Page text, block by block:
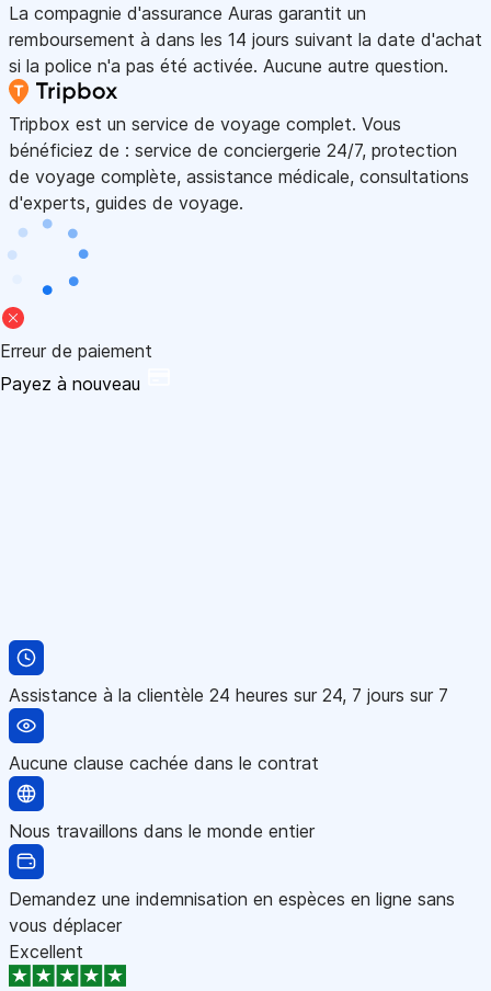
La compagnie d'assurance Auras garantit un
remboursement à dans les 14 jours suivant la date d'achat
si la police n'a pas été activée. Aucune autre question.
Tripbox est un service de voyage complet. Vous
bénéficiez de : service de conciergerie 24/7, protection
de voyage complète, assistance médicale, consultations
d'experts, guides de voyage.
Erreur de paiement
Payez à nouveau
Assistance à la clientèle 24 heures sur 24, 7 jours sur 7
Aucune clause cachée dans le contrat
Nous travaillons dans le monde entier
Demandez une indemnisation en espèces en ligne sans
vous déplacer
Excellent